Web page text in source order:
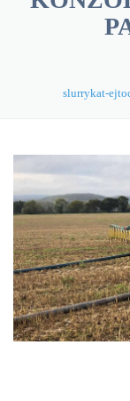
slurrykat-